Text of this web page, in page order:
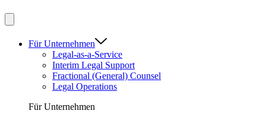
Für Unternehmen
Legal-as-a-Service
Interim Legal Support
Fractional (General) Counsel
Legal Operations
Für Unternehmen